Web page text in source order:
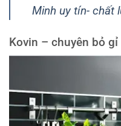
Minh uy tín- chất
Kovin – chuyên bỏ